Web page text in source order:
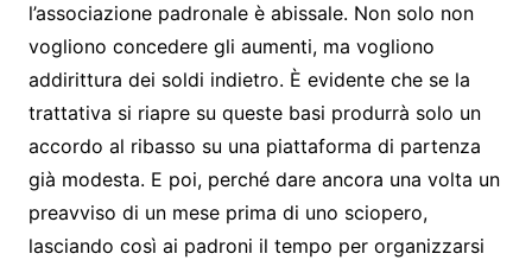
l’associazione padronale è abissale. Non solo non
vogliono concedere gli aumenti, ma vogliono
addirittura dei soldi indietro. È evidente che se la
trattativa si riapre su queste basi produrrà solo un
accordo al ribasso su una piattaforma di partenza
già modesta. E poi, perché dare ancora una volta un
preavviso di un mese prima di uno sciopero,
lasciando così ai padroni il tempo per organizzarsi